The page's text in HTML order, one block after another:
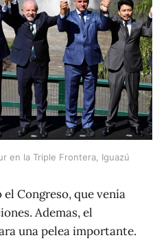
en la Triple Frontera, Iguazú
Congreso, que venía
Ademas, el
una pelea importante.